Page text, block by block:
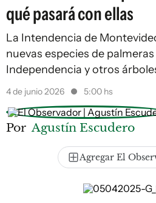
qué pasará con ellas
La Intendencia de
nuevas especies de palmeras
Independencia y otros
4 de junio 2026 5:00 hs
Por Agustín Escudero
Agregar El